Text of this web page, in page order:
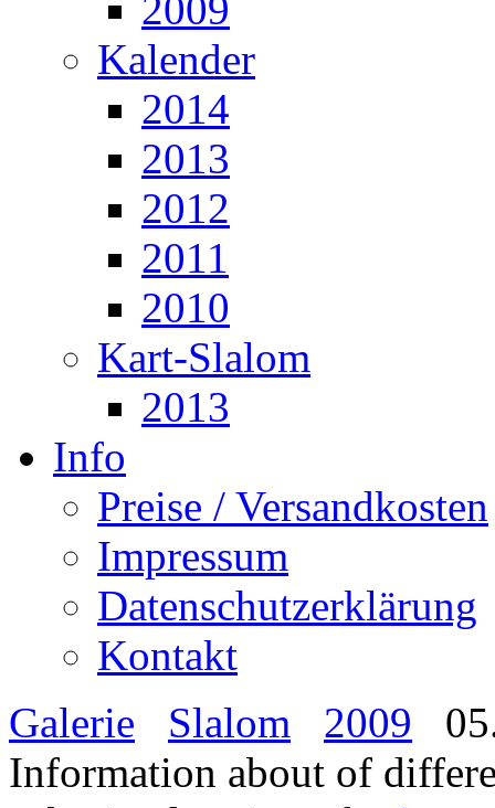
Kalender
2014
2013
2012
2011
2010
Kart-Slalom
2013
Info
Preise / Versandkosten
Impressum
Datenschutzerklärung
Kontakt
Galerie
Slalom 2009
Information about of